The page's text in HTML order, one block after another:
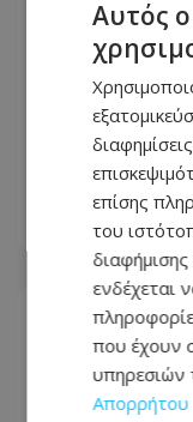
Νέα
εξαιρετικά
Πότε θα
07.08.2026 - 16:27
Αυτός
επίσης
του
ενδέχεται
που έχουν
υπηρεσιών
Απορρήτου